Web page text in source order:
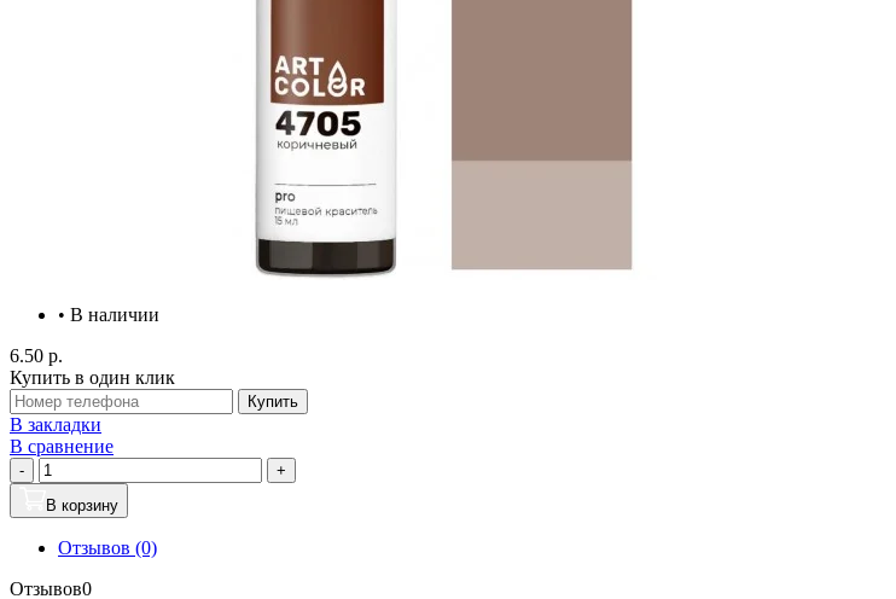
• В наличии
6.50 р.
Купить в один клик
Купить
В закладки
В сравнение
-
+
В корзину
Отзывов (0)
Отзывов0